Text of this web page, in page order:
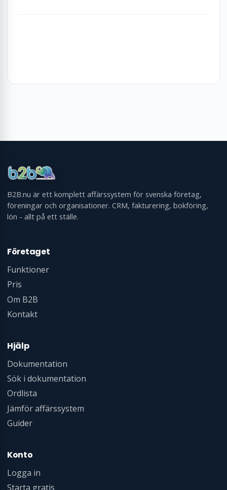
B2B.nu är ett komplett affärssystem för svenska företag,
föreningar och organisationer. CRM, fakturering, bokföring,
lön - allt på ett ställe.
Företaget
Funktioner
Pris
Om B2B
Kontakt
Hjälp
Dokumentation
Sök i dokumentation
Ordlista
Jämför affärssystem
Guider
Konto
Logga in
Starta gratis